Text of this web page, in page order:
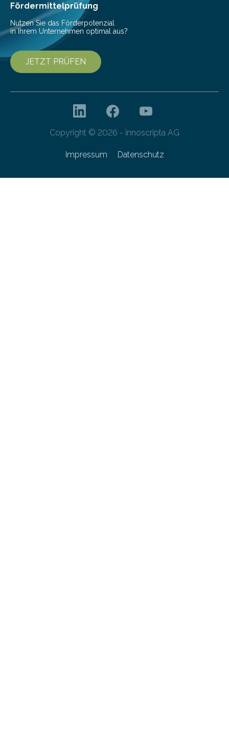
Fördermittelprüfung
Nutzen Sie das Förderpotenzial
in Ihrem Unternehmen optimal aus?
JETZT PRÜFEN
Copyright © 2026 - innoscripta AG
Impressum Datenschutz